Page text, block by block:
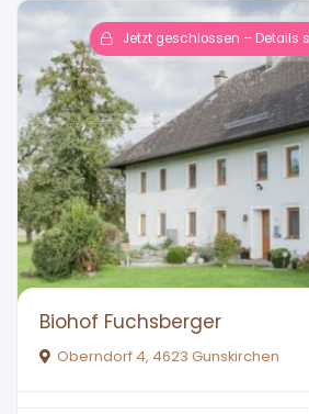
Jetzt geschlossen – Details
Biohof Fuchsberger
Oberndorf 4, 4623 Gunskirchen